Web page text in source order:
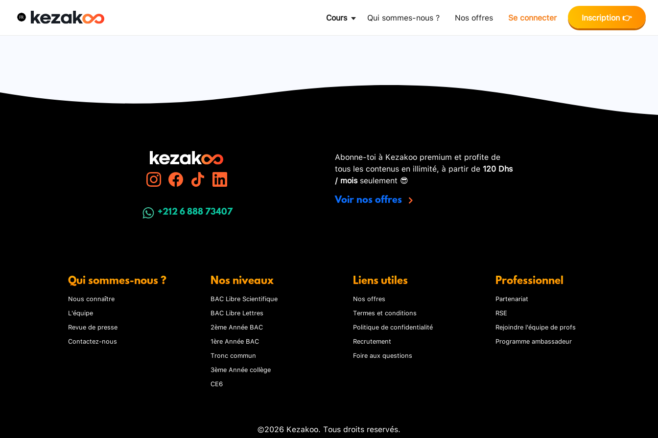
Cours Qui sommes-nous ? Nos offres Se connecter Inscription 👉
+212 6 888 73407
Abonne-toi à Kezakoo premium et profite de
tous les contenus en illimité, à partir de 120 Dhs
/ moisseulement 😎
Voir nos offres
Qui sommes-nous ?
Nous connaître
L'équipe
Revue de presse
Contactez-nous
Nos niveaux
BAC Libre Scientifique
BAC Libre Lettres
2ème Année BAC
1ère Année BAC
Tronc commun
3ème Année collège
CE6
Liens utiles
Nos offres
Termes et conditions
Politique de confidentialité
Recrutement
Foire aux questions
Professionnel
Partenariat
RSE
Rejoindre l'équipe de profs
Programme ambassadeur
©2026 Kezakoo. Tous droits reservés.